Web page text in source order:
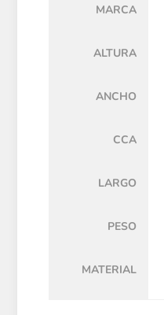
MARCA
ALTURA
ANCHO
CCA
LARGO
PESO
MATERIAL